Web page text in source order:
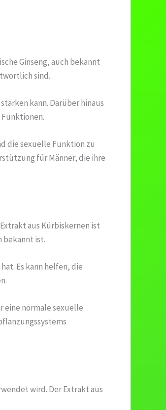
Ginseng, auch bekannt
sind.
kann. Darüber hinaus
die sexuelle Funktion zu
für Männer, die ihre
aus Kürbiskernen ist
bekannt ist.
Es kann helfen, die
eine normale sexuelle
wird. Der Extrakt aus